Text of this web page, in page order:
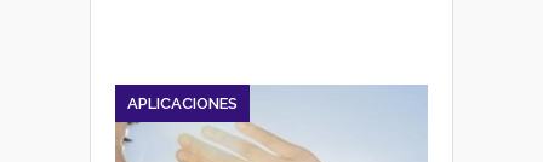
APLICACIONES